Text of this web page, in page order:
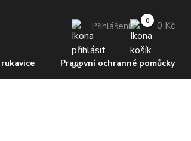
Přihlášení 0 Kč
Pracovní ochranné pomůcky